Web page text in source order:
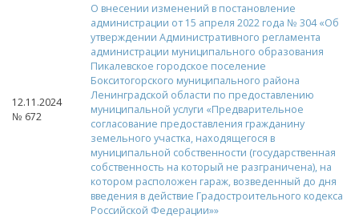
12.11.2024
№ 672
О внесении изменений в постановление
администрации от 15 апреля 2022 года № 304 «Об
утверждении Административного регламента
администрации муниципального образования
Пикалевское городское поселение
Бокситогорского муниципального района
Ленинградской области по предоставлению
муниципальной услуги «Предварительное
согласование предоставления гражданину
земельного участка, находящегося в
муниципальной собственности (государственная
собственность на который не разграничена), на
котором расположен гараж, возведенный до дня
введения в действие Градостроительного кодекса
Российской Федерации»»